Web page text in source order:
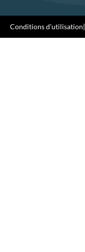
Conditions d'utilisation|